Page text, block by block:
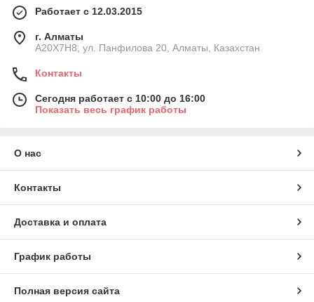
Работает с 12.03.2015
г. Алматы
A20X7H8, ул. Панфилова 20, Алматы, Казахстан
Контакты
Сегодня работает с 10:00 до 16:00
Показать весь график работы
О нас
Контакты
Доставка и оплата
График работы
Полная версия сайта